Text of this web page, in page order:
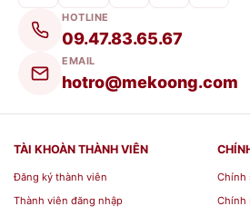
BST Túi Quà Tặng Tết[/
HOTLINE
09.47.83.65.67
EMAIL
hotro@mekoong.com
TÀI KHOÀN THÀNH VIÊN
Đăng ký thành viên
Thành viên đăng nhập
Chính
Chính